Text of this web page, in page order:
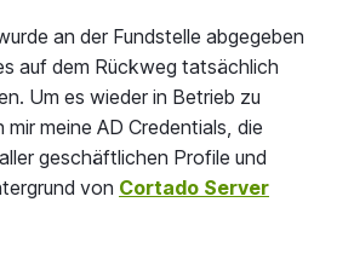
an der Fundstelle abgegeben
auf dem Rückweg tatsächlich
Um es wieder in Betrieb zu
mir meine AD Credentials, die
geschäftlichen Profile und
von Cortado Server